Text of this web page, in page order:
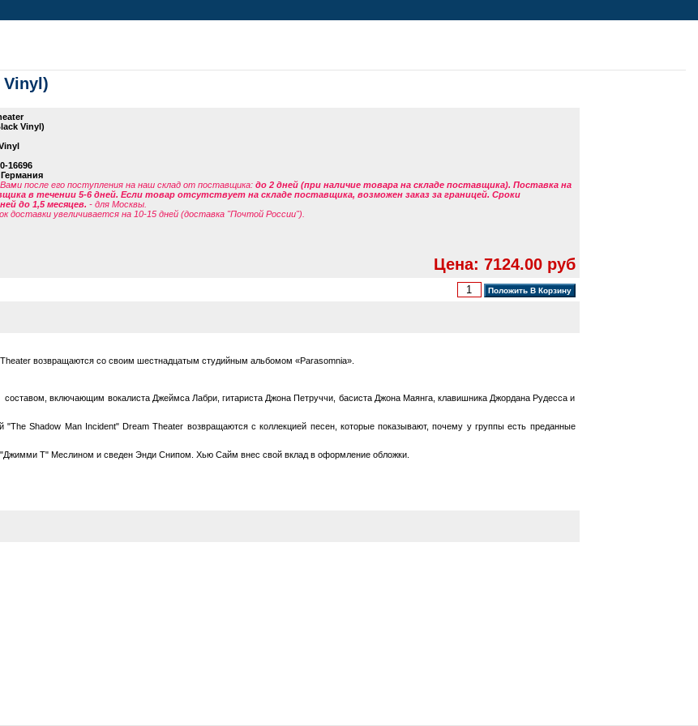
Vinyl)
Vinyl)
16696
Германия
Вами после его поступления на наш склад от поставщика: до 2 дней (при наличие товара на складе поставщика). Поставка на
в течении 5-6 дней. Если товар отсутствует на складе поставщика, возможен заказ за границей. Сроки
до 1,5 месяцев. - для Москвы.
доставки увеличивается на 10-15 дней (доставка "Почтой России").
Цена: 7124.00 руб
возвращаются со своим шестнадцатым студийным альбомом «Parasomnia».
включающим вокалиста Джеймса Лабри, гитариста Джона Петруччи, басиста Джона Маянга, клавишника Джордана Рудесса и
Shadow Man Incident" Dream Theater возвращаются с коллекцией песен, которые показывают, почему у группы есть преданные
Т" Меслином и сведен Энди Снипом. Хью Сайм внес свой вклад в оформление обложки.